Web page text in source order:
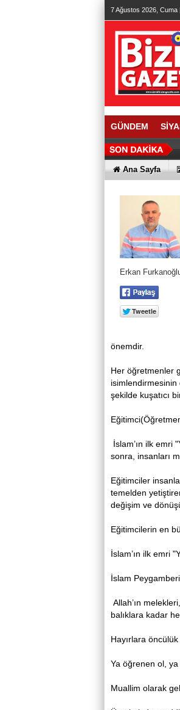
7 Ağustos 2026, Cuma
GÜNDEM
Ana Sayfa
Erkan
önemdir.
Her öğretmenler
isimlendirmesinin
şekilde kuşatıcı
İslam’ın ilk
sonra, insanları
Eğitimciler
temelden
değişim ve
Eğitimcilerin en
İslam’ın ilk emri
İslam
Allah’ın
balıklara kadar
Hayırlara
Ya öğrenen ol,
Muallim olarak